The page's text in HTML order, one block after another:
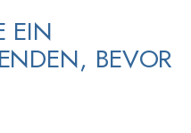
EIN
BEVOR